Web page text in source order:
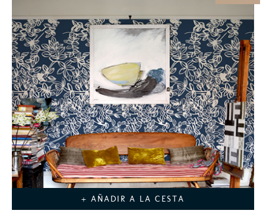
+ AÑADIR A LA CESTA